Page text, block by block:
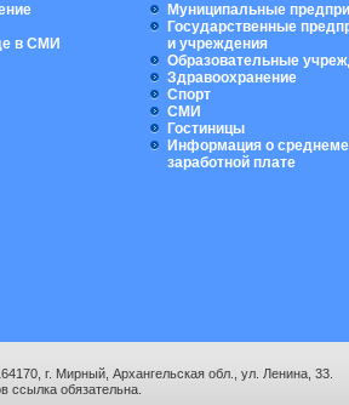
в СМИ
Муниципальные
Государственные
и учреждения
Образовательные
Здравоохранение
Спорт
СМИ
Гостиницы
Информация о
заработной плате
г. Мирный, Архангельская обл., ул. Ленина, 33.
ссылка обязательна.